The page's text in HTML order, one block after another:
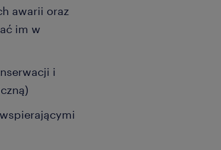
awarii oraz
im w
i